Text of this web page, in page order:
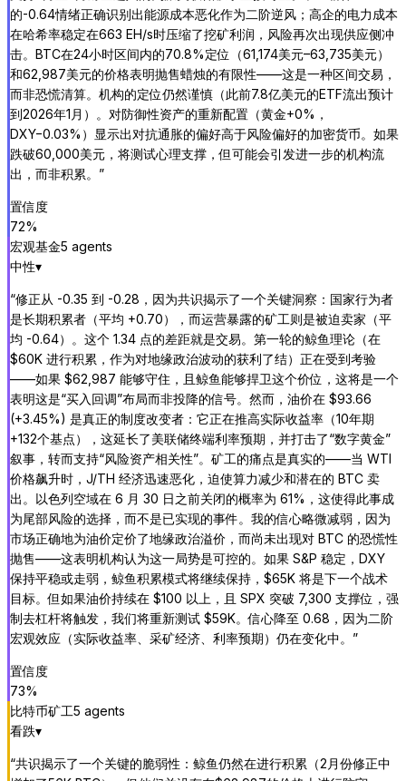
的-0.64情绪正确识别出能源成本恶化作为二阶逆风；高企的电力成本
在哈希率稳定在663 EH/s时压缩了挖矿利润，风险再次出现供应侧冲
击。BTC在24小时区间内的70.8%定位（61,174美元–63,735美元）
和62,987美元的价格表明抛售蜡烛的有限性——这是一种区间交易，
而非恐慌清算。机构的定位仍然谨慎（此前7.8亿美元的ETF流出预计
到2026年1月）。对防御性资产的重新配置（黄金+0%，
DXY−0.03%）显示出对抗通胀的偏好高于风险偏好的加密货币。如果
跌破60,000美元，将测试心理支撑，但可能会引发进一步的机构流
出，而非积累。 ”
置信度
72%
宏观基金5 agents
中性▾
“修正从 -0.35 到 -0.28，因为共识揭示了一个关键洞察：国家行为者
是长期积累者（平均 +0.70），而运营暴露的矿工则是被迫卖家（平
均 -0.64）。这个 1.34 点的差距就是交易。第一轮的鲸鱼理论（在
$60K 进行积累，作为对地缘政治波动的获利了结）正在受到考验
——如果 $62,987 能够守住，且鲸鱼能够捍卫这个价位，这将是一个
表明这是“买入回调”布局而非投降的信号。然而，油价在 $93.66
(+3.45%) 是真正的制度改变者：它正在推高实际收益率（10年期
+132个基点），这延长了美联储终端利率预期，并打击了“数字黄金”
叙事，转而支持“风险资产相关性”。矿工的痛点是真实的——当 WTI
价格飙升时，J/TH 经济迅速恶化，迫使算力减少和潜在的 BTC 卖
出。以色列空域在 6 月 30 日之前关闭的概率为 61%，这使得此事成
为尾部风险的选择，而不是已实现的事件。我的信心略微减弱，因为
市场正确地为油价定价了地缘政治溢价，而尚未出现对 BTC 的恐慌性
抛售——这表明机构认为这一局势是可控的。如果 S&P 稳定，DXY
保持平稳或走弱，鲸鱼积累模式将继续保持，$65K 将是下一个战术
目标。但如果油价持续在 $100 以上，且 SPX 突破 7,300 支撑位，强
制去杠杆将触发，我们将重新测试 $59K。信心降至 0.68，因为二阶
宏观效应（实际收益率、采矿经济、利率预期）仍在变化中。 ”
置信度
73%
比特币矿工5 agents
看跌▾
“共识揭示了一个关键的脆弱性：鲸鱼仍然在进行积累（2月份修正中